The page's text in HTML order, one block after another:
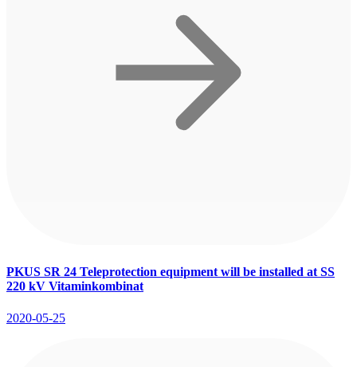
PKUS SR 24 Teleprotection equipment will be installed at SS
220 kV Vitaminkombinat
2020-05-25